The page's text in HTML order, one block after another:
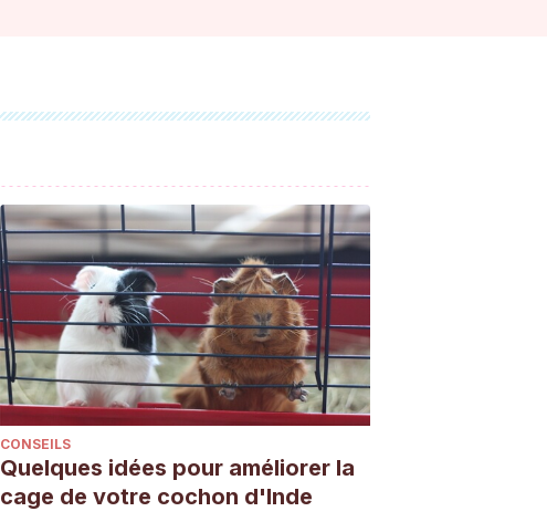
CONSEILS
Quelques idées pour améliorer la
cage de votre cochon d'Inde